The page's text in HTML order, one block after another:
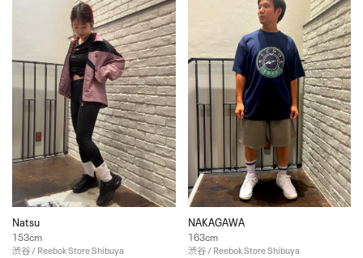
Natsu
153cm
渋谷 / Reebok Store Shibuya
NAKAGAWA
163cm
渋谷 / Reebok Store Shibuya